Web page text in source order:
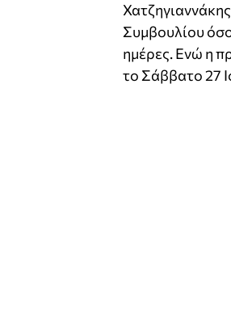
Συμβουλίου όσο
ημέρες. Ενώ η
το Σάββατο 27